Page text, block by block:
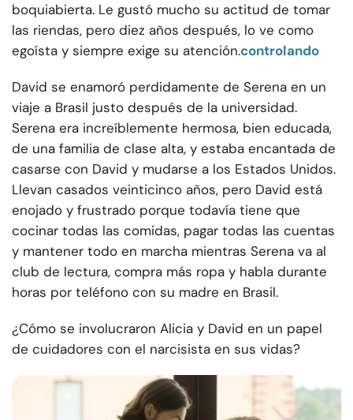
boquiabierta. Le gustó mucho su actitud de tomar
las riendas, pero diez años después, lo ve como
egoísta y siempre exige su atención.controlando
David se enamoró perdidamente de Serena en un
viaje a Brasil justo después de la universidad.
Serena era increíblemente hermosa, bien educada,
de una familia de clase alta, y estaba encantada de
casarse con David y mudarse a los Estados Unidos.
Llevan casados veinticinco años, pero David está
enojado y frustrado porque todavía tiene que
cocinar todas las comidas, pagar todas las cuentas
y mantener todo en marcha mientras Serena va al
club de lectura, compra más ropa y habla durante
horas por teléfono con su madre en Brasil.
¿Cómo se involucraron Alicia y David en un papel
de cuidadores con el narcisista en sus vidas?